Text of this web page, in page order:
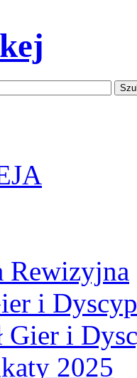
Rewizyjna
i
Gier i
2025